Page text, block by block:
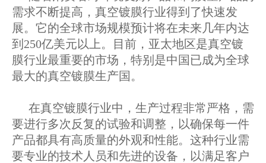
需求不断提高，真空镀膜行业得到了快速发
展。它的全球市场规模预计将在未来几年内达
到250亿美元以上。目前，亚太地区是真空镀
膜行业最重要的市场，特别是中国已成为全球
最大的真空镀膜生产国。
在真空镀膜行业中，生产过程非常严格，需
要进行多次反复的试验和调整，以确保每一件
产品都具有高质量的外观和性能。这种行业需
要专业的技术人员和先进的设备，以满足客户